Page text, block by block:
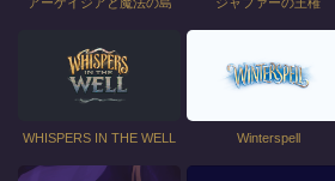
WHISPERS IN THE WELL Winterspell